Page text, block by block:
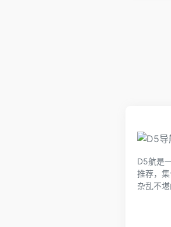
D5航是
推荐，
杂乱不堪